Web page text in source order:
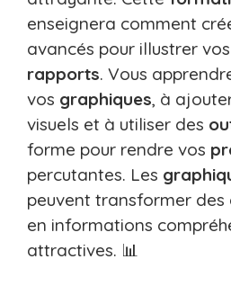
enseignera comment
avancés pour illustrer vos
rapports. Vous
vos graphiques, à
visuels et à utiliser des
forme pour rendre vos
percutantes. Les
peuvent transformer des
en informations
attractives. 📊